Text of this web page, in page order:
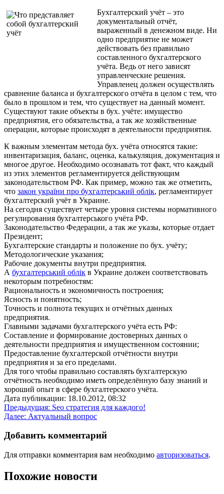
Бухгалтерский учёт – это
документальный отчёт,
выраженный в денежном виде. Ни
одно предприятие не может
действовать без правильно
составленного бухгалтерского
учёта. Ведь от него зависят
управленческие решения.
Управленец должен осуществлять
сравнение баланса и бухгалтерского отчёта в целом с тем, что
было в прошлом и тем, что существует на данный момент.
Существуют такие объекты в бух. учёте: имущество
предприятия, его обязательства, а так же хозяйственные
операции, которые происходят в деятельности предприятия.
К важным элементам метода бух. учёта относятся такие:
инвентаризация, баланс, оценка, калькуляция, документация и
многое другое. Необходимо осознавать тот факт, что каждый
из этих элементов регламентируется действующим
законодательством РФ. Как пример, можно так же отметить,
что закон україни про бухгалтерський облік, регламентирует
бухгалтерский учёт в Украине.
На сегодня существует четыре уровня системы нормативного
регулирования бухгалтерського учёта РФ.
Законодательство Федерации, а так же указы, которые отдает
Президент;
Бухгалтерские стандарты и положение по бух. учёту;
Методологические указания;
Рабочие документы внутри предприятия.
А бухгалтерський облік в Украине должен соответствовать
некоторым потребностям:
Рациональность и экономичность построения;
Ясность и понятность;
Точность и полнота текущих и отчётных данных
предприятия.
Главными задачами бухгалтерского учёта есть РФ:
Составление и формирование достоверных данных о
деятельности предприятия и имущественном состоянии;
Предоставление бухгалтерской отчётности внутри
предприятия и за его пределами.
Для того чтобы правильно составлять бухгалтерскую
отчётность необходимо иметь определённую базу знаний и
хороший опыт в сфере бухгалтерского учёта.
Дата публикации: 18.10.2012, 08:32
Навигация
по
записям
Предыдущая: Seo стратегия для каждого!
Далее: Актуальный вопрос
Добавить комментарий
Для отправки комментария вам необходимо авторизоваться.
Похожие новости